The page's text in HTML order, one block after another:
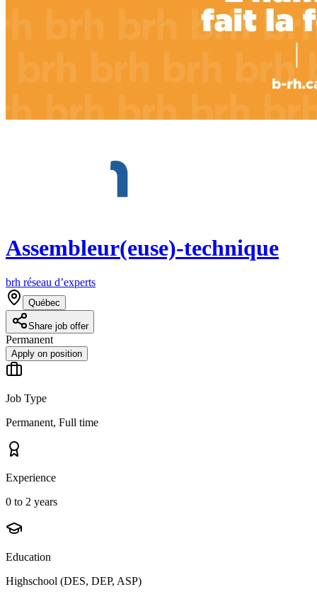
Assembleur(euse)-technique
brh réseau d’experts
Québec
Share job offer
Permanent
Apply on position
Job Type
Permanent, Full time
Experience
0 to 2 years
Education
Highschool (DES, DEP, ASP)